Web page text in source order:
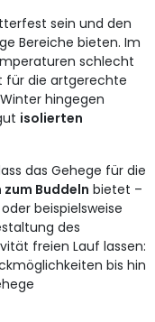
sein und den
Bereiche bieten. Im
schlecht
für die artgerechte
hingegen
isolierten
das Gehege für die
Buddeln bietet –
beispielsweise
des
freien Lauf lassen:
bis hin